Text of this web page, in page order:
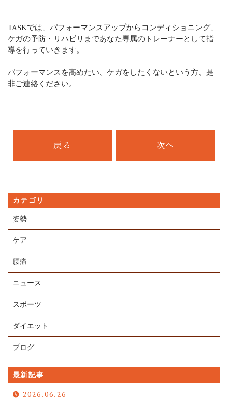
TASKでは、パフォーマンスアップからコンディショニング、
ケガの予防・リハビリまであなた専属のトレーナーとして指
導を行っていきます。
パフォーマンスを高めたい、ケガをしたくないという方、是
非ご連絡ください。
戻る 次へ
カテゴリ
姿勢
ケア
腰痛
ニュース
スポーツ
ダイエット
ブログ
最新記事
2026.06.26